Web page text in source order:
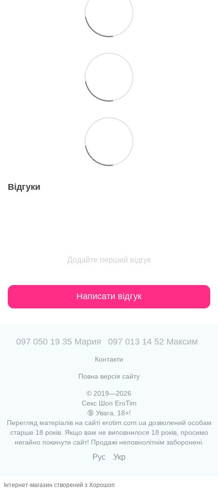
Відгуки
Додайте перший відгук
Написати відгук
097 050 19 35 Мария 097 013 14 52 Максим
Контакти
Повна версія сайту
© 2019—2026
Секс Шоп EroTim
🔞 Увага, 18+!
Перегляд матеріалів на сайті erotim.com.ua дозволений особам
старше 18 років. Якщо вам не виповнилося 18 років, просимо
негайно покинути сайт! Продажі неповнолітнім заборонені.
Рус Укр
Інтернет-магазин створений з Хорошоп